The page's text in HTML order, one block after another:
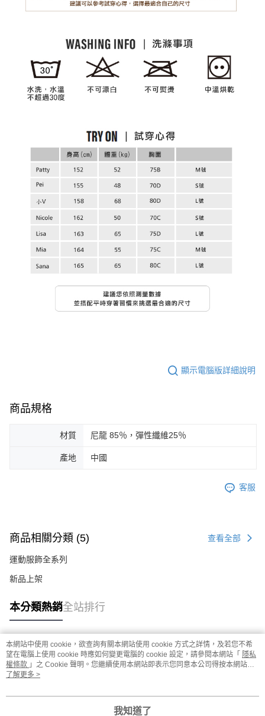
顯示電腦版詳細說明
商品規格
材質 尼龍 85％，彈性纖維25％
產地 中國
客服
商品相關分類 (5) 查看全部
運動服飾全系列
新品上架
本分類熱銷全站排行
熱門標籤
本網站中使用 cookie，欲查詢有關本網站使用 cookie 方式之詳情，及若您不希
望在電腦上使用 cookie 時應如何變更電腦的 cookie 設定，請參閱本網站「 隱私
權條款 」之 Cookie 聲明。您繼續使用本網站即表示您同意本公司得按本網站使
用條款之 Cookie 聲明使用 cookie。
了解更多 >
我知道了